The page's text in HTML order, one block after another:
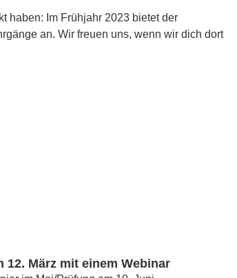
haben: Im Frühjahr 2023 bietet der
an. Wir freuen uns, wenn wir dich dort
März mit einem Webinar